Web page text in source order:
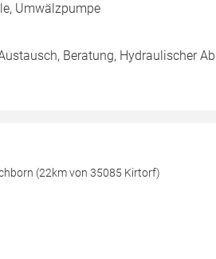
Umwälzpumpe
Beratung, Hydraulischer
(22km von 35085 Kirtorf)